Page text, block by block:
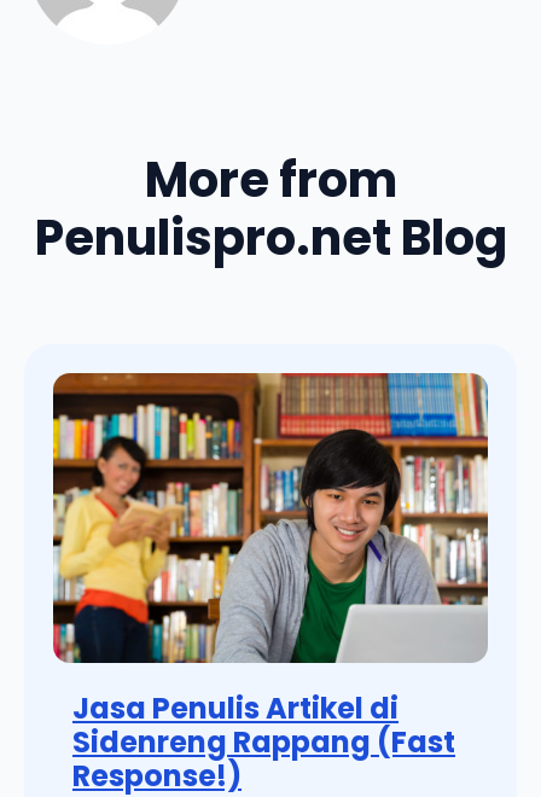
More from
Penulispro.net Blog
Jasa Penulis Artikel di
Sidenreng Rappang (Fast
Response!)